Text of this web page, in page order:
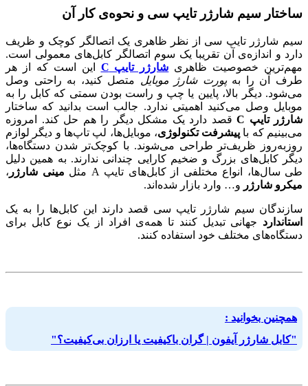
ساختار سیم شارژر تایپ سی و نحوه‌ی کار آن
سیم شارژر تایپ سی از نظر ظاهری یک اتصالگر کوچک و ظریف
دارد و اندازه‌ی آن تقریبا یک سوم اتصالگر کابل‌های معمولی است.
مهم‌ترین خصوصیت ظاهری شارژر تایپ C
این است که از هر
طرف آن را بهپورت شارژ موبایل متصل کنید، به راحتی وصل
می‌شود. دیگر بالا، پایین یا چپ و راست بودن سمتی که کابل را به
موبایل وصل می‌کنید اهمیتی ندارد. جالب است بدانید که ساختار
شارژر تایپ C
قصد دارد یک مشکل دیگر را هم حل کند. امروزه
می‌بینیم که با پیشرفت تکنولوژی، موبایل‌ها، لپ تاپ‌ها و دیگر لوازم
روز‌به‌روز ظریف‌تر طراحی می‌شوند. با کوچک‌تر شدن دستگاه‌ها،
دیگر کابل‌های بزرگ و ضخیم کارایی چندانی ندارند. به همین دلیل
طی سال‌ها، انواع مختلفی از کابل‌های تایپ A مثل
مینی شارژر ،
میکرو شارژر و… وارد بازار شده‌اند.
سازندگان سیم شارژر تایپ سی قصد دارند این کابل‌ها را به یک
استاندارد جهانی تبدیل کنند تا همه‌ی افراد از یک نوع کابل برای
دستگاه‌های مختلف خود استفاده کنند.
همچنین بخوانید :
"کابل شارژر آیفون | گران باکیفیت یا ارزان بی‌کیفیت؟"